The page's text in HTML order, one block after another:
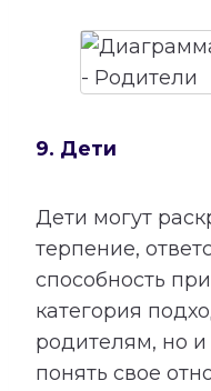
9. Дети
Дети могут
терпение,
способность
категория
родителям, но и
понять свое